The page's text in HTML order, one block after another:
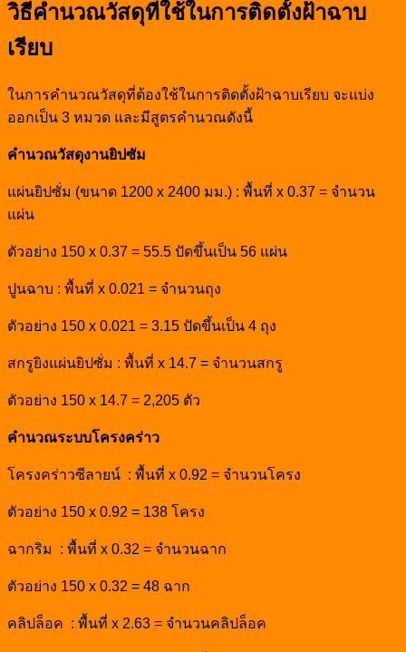
วิธีคำนวณวัสดุที่ใช้ในการติดตั้งฝ้าฉาบ
เรียบ
ในการคำนวณวัสดุที่ต้องใช้ในการติดตั้งฝ้าฉาบเรียบ จะแบ่ง
ออกเป็น 3 หมวด และมีสูตรคำนวณดังนี้
คำนวณวัสดุงานยิปซัม
แผ่นยิปซั่ม (ขนาด 1200 x 2400 มม.) : พื้นที่ x 0.37 = จำนวน
แผ่น
ตัวอย่าง 150 x 0.37 = 55.5 ปัดขึ้นเป็น 56 แผ่น
ปูนฉาบ : พื้นที่ x 0.021 = จำนวนถุง
ตัวอย่าง 150 x 0.021 = 3.15 ปัดขึ้นเป็น 4 ถุง
สกรูยิงแผ่นยิปซั่ม : พื้นที่ x 14.7 = จำนวนสกรู
ตัวอย่าง 150 x 14.7 = 2,205 ตัว
คำนวณระบบโครงคร่าว
โครงคร่าวซีลายน์ : พื้นที่ x 0.92 = จำนวนโครง
ตัวอย่าง 150 x 0.92 = 138 โครง
ฉากริม : พื้นที่ x 0.32 = จำนวนฉาก
ตัวอย่าง 150 x 0.32 = 48 ฉาก
คลิปล็อค : พื้นที่ x 2.63 = จำนวนคลิปล็อค